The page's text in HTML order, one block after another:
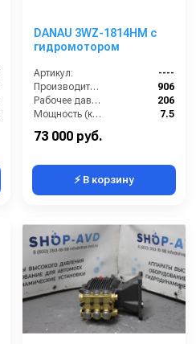
DANAU 3WZ-1814HM с
гидромотором
Артикул:
----
Производительность (л/ч):
906
Рабочее давление (бар):
206
Мощность (кВт):
7.5
73 000 руб.
⚡ В корзину